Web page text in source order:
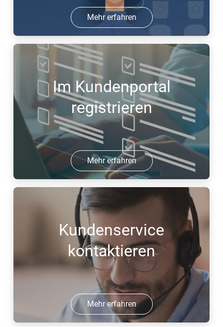
Mehr erfahren
Im Kundenportal
registrieren
Mehr erfahren
Kundenservice
kontaktieren
Mehr erfahren